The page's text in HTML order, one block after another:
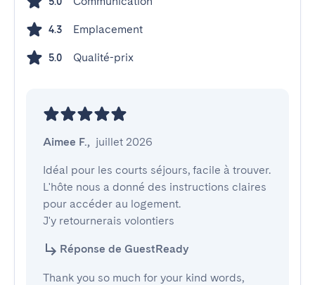
4.3 Emplacement
5.0 Qualité-prix
Aimee F., juillet 2026
Idéal pour les courts séjours, facile à trouver.
L'hôte nous a donné des instructions claires
pour accéder au logement.
J'y retournerais volontiers
Réponse de GuestReady
Thank you so much for your kind words,